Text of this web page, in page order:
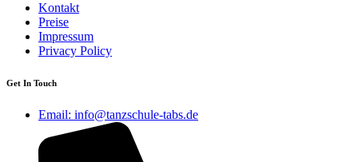
Kontakt
Preise
Impressum
Privacy Policy
Get In Touch
Email: info@tanzschule-tabs.de